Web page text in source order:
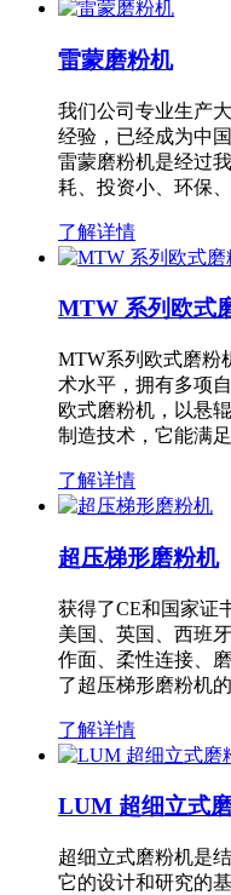
雷蒙磨粉机
我们公司专业生产
经验，已经成为中
雷蒙磨粉机是经过
耗、投资小、环保
了解详情
MTW 系列欧式
MTW系列欧式磨粉
术水平，拥有多项
欧式磨粉机，以悬
制造技术，它能满
了解详情
超压梯形磨粉机
获得了CE和国家证
美国、英国、西班
作面、柔性连接、
了超压梯形磨粉机
了解详情
LUM 超细立式
超细立式磨粉机是
它的设计和研究的